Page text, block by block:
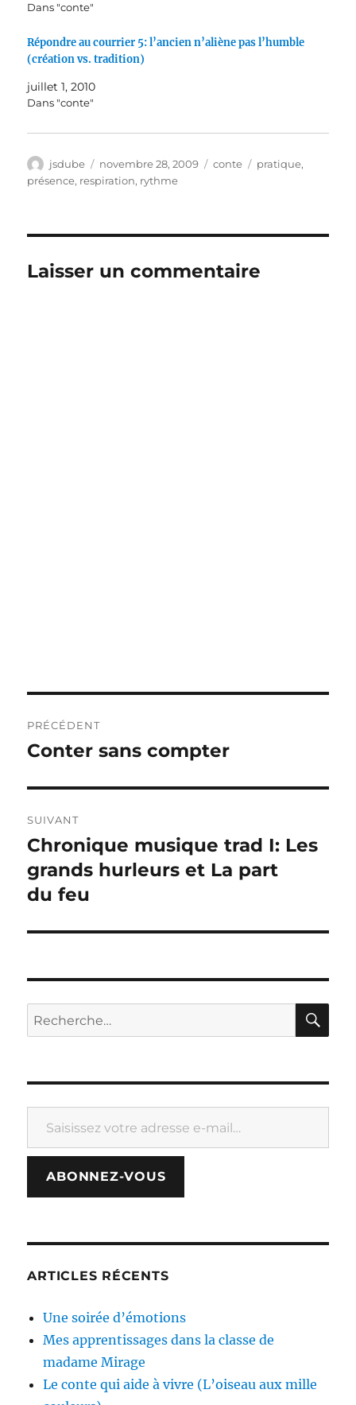
Dans "conte"
Répondre au courrier 5: l’ancien n’aliène pas l’humble
(création vs. tradition)
juillet 1, 2010
Dans "conte"
Auteur
jsdube
Publié
le
novembre 28, 2009 Catégories
conte Étiquettes
pratique,
présence, respiration, rythme
Laisser un commentaire
de
PRÉCÉDENT
Publication
Conter sans compter
SUIVANT
Publication
suivante :
Chronique musique trad I: Les
grands hurleurs et La part
du feu
Recherche
pour :
Saisissez votre adresse e-mail…
ABONNEZ-VOUS
ARTICLES RÉCENTS
Une soirée d’émotions
Mes apprentissages dans la classe de
madame Mirage
Le conte qui aide à vivre (L’oiseau aux mille